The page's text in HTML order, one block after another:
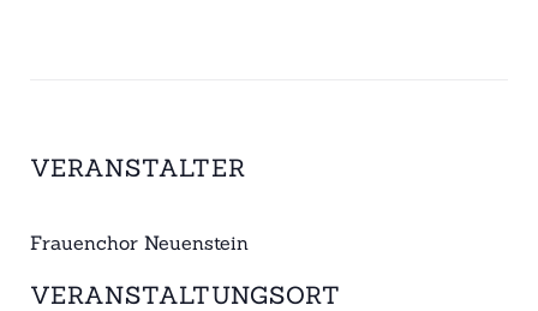
VERANSTALTER
Frauenchor Neuenstein
VERANSTALTUNGSORT